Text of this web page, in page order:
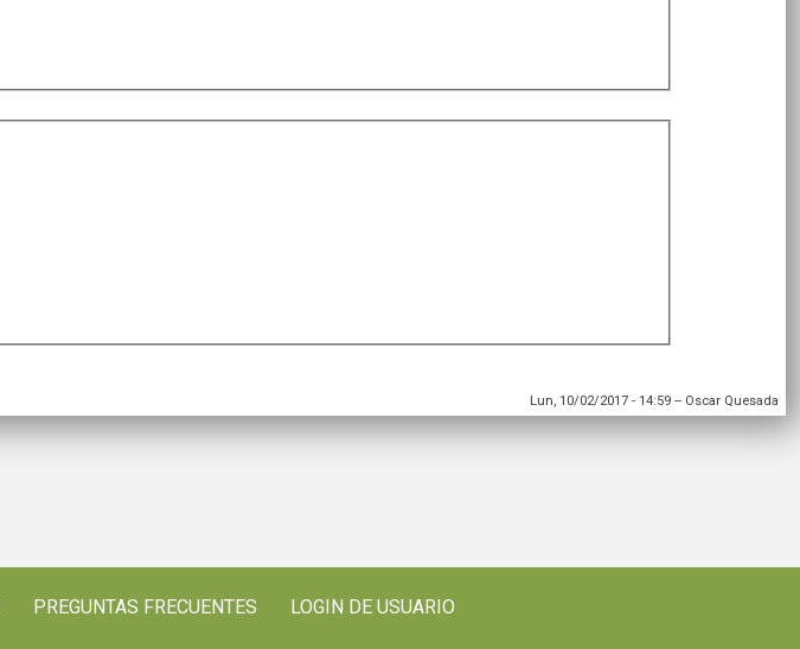
Lun, 10/02/2017 - 14:59 -- Oscar Quesada
PREGUNTAS FRECUENTES LOGIN DE USUARIO